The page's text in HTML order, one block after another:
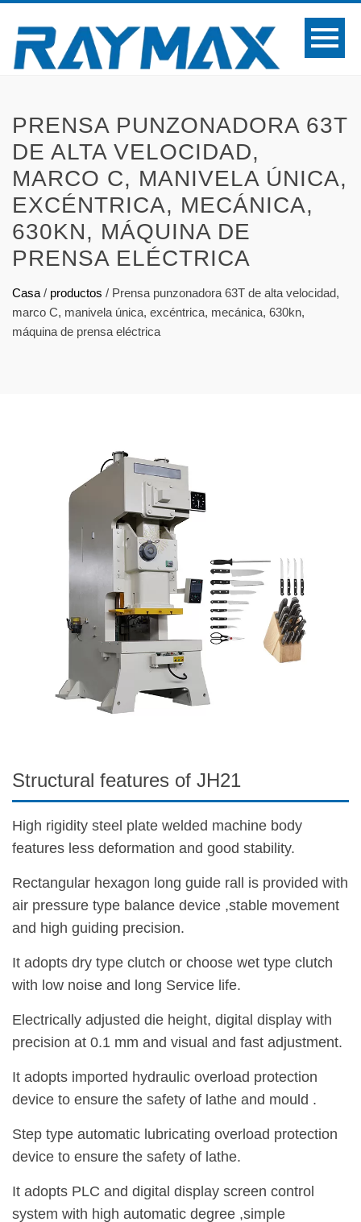
PRENSA PUNZONADORA 63T
DE ALTA VELOCIDAD,
MARCO C, MANIVELA ÚNICA,
EXCÉNTRICA, MECÁNICA,
630KN, MÁQUINA DE
PRENSA ELÉCTRICA
Casa / productos / Prensa punzonadora 63T de alta velocidad,
marco C, manivela única, excéntrica, mecánica, 630kn,
máquina de prensa eléctrica
Structural features of JH21
High rigidity steel plate welded machine body
features less deformation and good stability.
Rectangular hexagon long guide rall is provided with
air pressure type balance device ,stable movement
and high guiding precision.
It adopts dry type clutch or choose wet type clutch
with low noise and long Service life.
Electrically adjusted die height, digital display with
precision at 0.1 mm and visual and fast adjustment.
It adopts imported hydraulic overload protection
device to ensure the safety of lathe and mould .
Step type automatic lubricating overload protection
device to ensure the safety of lathe.
It adopts PLC and digital display screen control
system with high automatic degree ,simple